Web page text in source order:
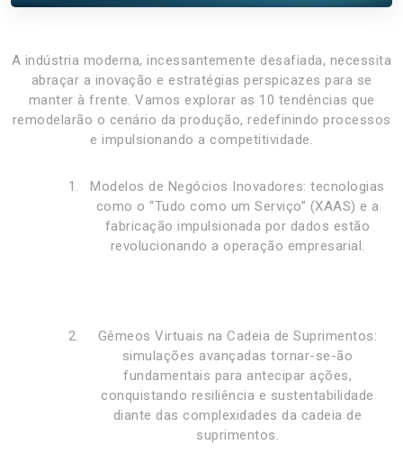
A indústria moderna, incessantemente desafiada, necessita
abraçar a inovação e estratégias perspicazes para se
manter à frente. Vamos explorar as 10 tendências que
remodelarão o cenário da produção, redefinindo processos
e impulsionando a competitividade.
Modelos de Negócios Inovadores: tecnologias
como o “Tudo como um Serviço” (XAAS) e a
fabricação impulsionada por dados estão
revolucionando a operação empresarial.
Gêmeos Virtuais na Cadeia de Suprimentos:
simulações avançadas tornar-se-ão
fundamentais para antecipar ações,
conquistando resiliência e sustentabilidade
diante das complexidades da cadeia de
suprimentos.